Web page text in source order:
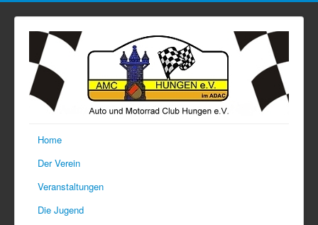
Home
Der Verein
Veranstaltungen
Die Jugend